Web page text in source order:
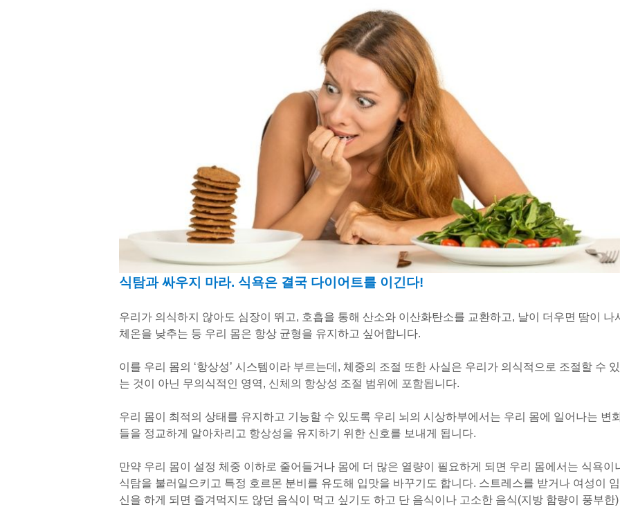
식탐과 싸우지 마라. 식욕은 결국 다이어트를 이긴다!
우리가 의식하지 않아도 심장이 뛰고, 호흡을 통해 산소와 이산화탄소를 교환하고, 날이 더우면 땀이 나
체온을 낮추는 등 우리 몸은 항상 균형을 유지하고 싶어합니다.
이를 우리 몸의 ‘항상성’ 시스템이라 부르는데, 체중의 조절 또한 사실은 우리가 의식적으로 조절할 수 있
는 것이 아닌 무의식적인 영역, 신체의 항상성 조절 범위에 포함됩니다.
우리 몸이 최적의 상태를 유지하고 기능할 수 있도록 우리 뇌의 시상하부에서는 우리 몸에 일어나는 변
들을 정교하게 알아차리고 항상성을 유지하기 위한 신호를 보내게 됩니다.
만약 우리 몸이 설정 체중 이하로 줄어들거나 몸에 더 많은 열량이 필요하게 되면 우리 몸에서는 식욕이
식탐을 불러일으키고 특정 호르몬 분비를 유도해 입맛을 바꾸기도 합니다. 스트레스를 받거나 여성이 임
신을 하게 되면 즐겨먹지도 않던 음식이 먹고 싶기도 하고 단 음식이나 고소한 음식(지방 함량이 풍부한)